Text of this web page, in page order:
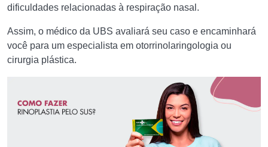
dificuldades relacionadas à respiração nasal.
Assim, o médico da UBS avaliará seu caso e encaminhará
você para um especialista em otorrinolaringologia ou
cirurgia plástica.